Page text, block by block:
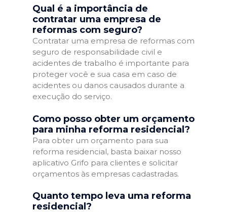
Qual é a importância de
contratar uma empresa de
reformas com seguro?
Contratar uma empresa de reformas com
seguro de responsabilidade civil e
acidentes de trabalho é importante para
proteger você e sua casa em caso de
acidentes ou danos causados durante a
execução do serviço.
Como posso obter um orçamento
para minha reforma residencial?
Para obter um orçamento para sua
reforma residencial, basta baixar nosso
aplicativo Grifo para clientes e solicitar
orçamentos às empresas cadastradas.
Quanto tempo leva uma reforma
residencial?